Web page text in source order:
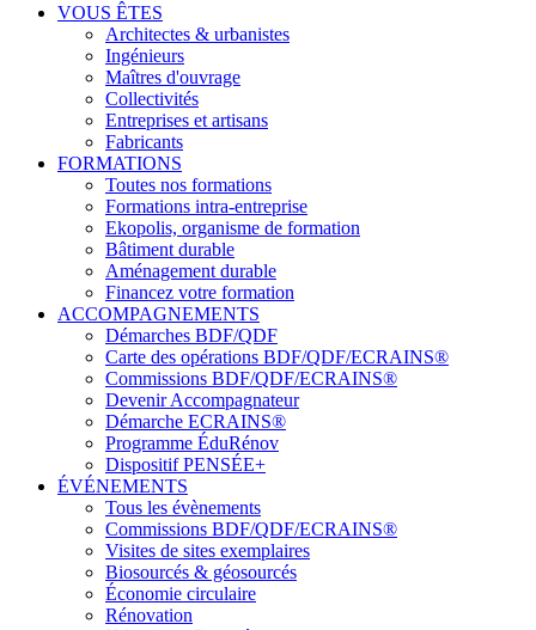
VOUS ÊTES
Architectes & urbanistes
Ingénieurs
Maîtres d'ouvrage
Collectivités
Entreprises et artisans
Fabricants
FORMATIONS
Toutes nos formations
Formations intra-entreprise
Ekopolis, organisme de formation
Bâtiment durable
Aménagement durable
Financez votre formation
ACCOMPAGNEMENTS
Démarches BDF/QDF
Carte des opérations BDF/QDF/ECRAINS®
Commissions BDF/QDF/ECRAINS®
Devenir Accompagnateur
Démarche ECRAINS®
Programme ÉduRénov
Dispositif PENSÉE+
ÉVÉNEMENTS
Tous les évènements
Commissions BDF/QDF/ECRAINS®
Visites de sites exemplaires
Biosourcés & géosourcés
Économie circulaire
Rénovation